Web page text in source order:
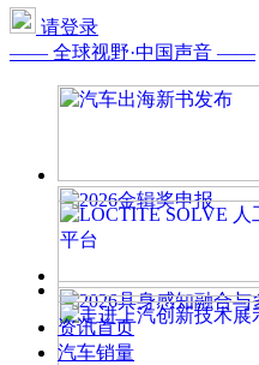
请登录
—— 全球视野·中国声音 ——
资讯首页
汽车销量